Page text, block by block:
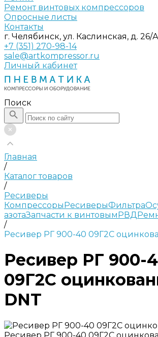
Ремонт винтовых компрессоров
Опросные листы
Контакты
г. Челябинск, ул. Каслинская, д. 26/
+7 (351) 270-98-14
sale@artkompressor.ru
Личный кабинет
Поиск
Главная
/
Каталог товаров
/
Ресиверы
КомпрессорыРесиверыФильтра
азотаЗапчасти к винтовымРВД
/
Ресивер РГ 900-40 09Г2С
Ресивер РГ 900-
09Г2С
DNT